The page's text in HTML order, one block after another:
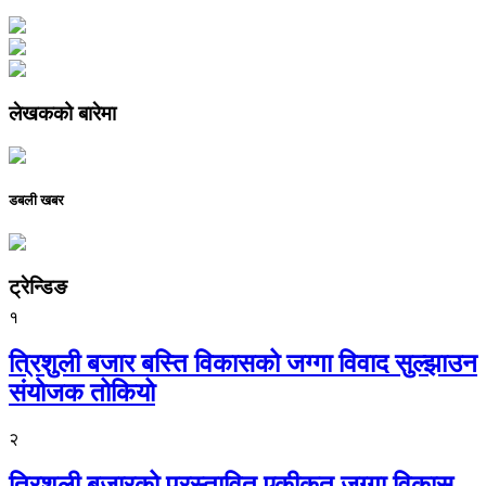
लेखकको बारेमा
डबली खबर
ट्रेन्डिङ
१
त्रिशुली बजार बस्ति विकासको जग्गा विवाद सुल्झाउन
संयोजक तोकियो
२